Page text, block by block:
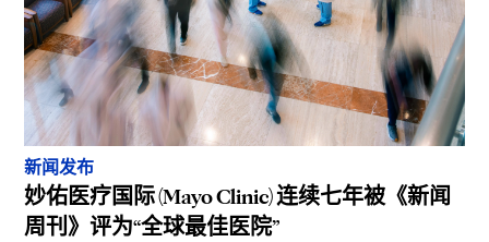
新闻发布
妙佑医疗国际 (Mayo Clinic) 连续七年被《新闻
周刊》评为“全球最佳医院”